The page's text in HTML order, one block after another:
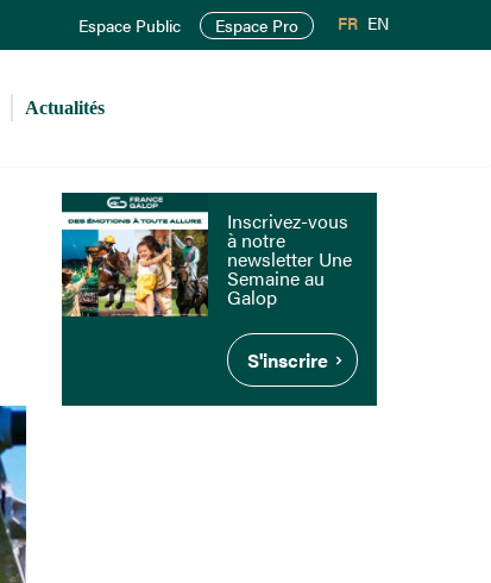
Espace Public Espace Pro FR EN
Actualités
Inscrivez-vous
à notre
newsletter Une
Semaine au
Galop
S'inscrire